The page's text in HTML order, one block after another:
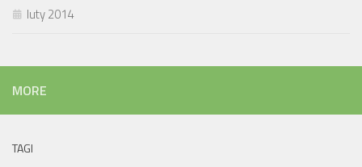
luty 2014
MORE
TAGI